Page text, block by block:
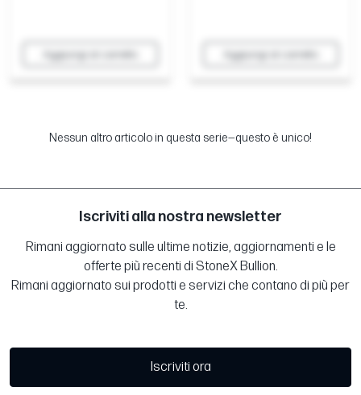
Aggiungi al carrello Aggiungi al carrello
Nessun altro articolo in questa serie—questo è unico!
Iscriviti alla nostra newsletter
Rimani aggiornato sulle ultime notizie, aggiornamenti e le
offerte più recenti di StoneX Bullion.
Rimani aggiornato sui prodotti e servizi che contano di più per
te.
Iscriviti ora